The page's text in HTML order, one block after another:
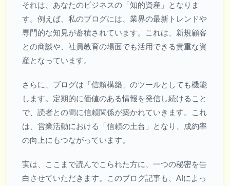
それは、あなたのビジネスの「知的資産」となりま
す。例えば、私のブログには、業界の最新トレンドや
専門的な知見が蓄積されています。これは、新規顧客
との商談や、社員教育の場面でも活用できる貴重な資
産となっています。
さらに、ブログは「信頼構築」のツールとしても機能
します。定期的に価値のある情報を発信し続けること
で、読者との間に信頼関係が築かれていきます。これ
は、営業活動における「信頼の土台」となり、成約率
の向上にもつながっています。
実は、ここまで読んでこられた方に、一つの秘密を告
白させていただきます。このブログ記事も、AIによっ